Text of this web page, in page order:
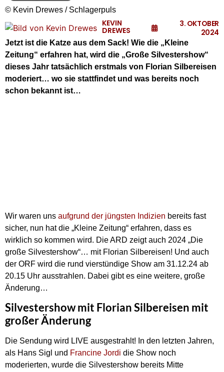
© Kevin Drewes / Schlagerpuls
KEVIN
DREWES
3. OKTOBER
2024
Jetzt ist die Katze aus dem Sack! Wie die „Kleine
Zeitung“ erfahren hat, wird die „Große Silvestershow“
dieses Jahr tatsächlich erstmals von Florian Silbereisen
moderiert… wo sie stattfindet und was bereits noch
schon bekannt ist…
Wir waren uns aufgrund der jüngsten Indizien bereits fast
sicher, nun hat die „Kleine Zeitung“ erfahren, dass es
wirklich so kommen wird. Die ARD zeigt auch 2024 „Die
große Silvestershow“… mit Florian Silbereisen! Und auch
der ORF wird die rund vierstündige Show am 31.12.24 ab
20.15 Uhr ausstrahlen. Dabei gibt es eine weitere, große
Änderung…
Silvestershow mit Florian Silbereisen mit
großer Änderung
Die Sendung wird LIVE ausgestrahlt! In den letzten Jahren,
als Hans Sigl und Francine Jordi die Show noch
moderierten, wurde die Silvestershow bereits Mitte